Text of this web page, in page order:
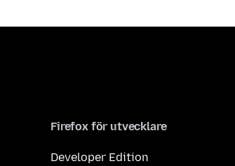
Firefox för utvecklare
Developer Edition